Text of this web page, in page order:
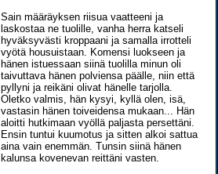
Sain määräyksen riisua vaatteeni ja
laskostaa ne tuolille, vanha herra katseli
hyväksyvästi kroppaani ja samalla irrotteli
vyötä housuistaan. Komensi luokseen ja
hänen istuessaan siinä tuolilla minun oli
taivuttava hänen polviensa päälle, niin että
pyllyni ja reikäni olivat hänelle tarjolla.
Oletko valmis, hän kysyi, kyllä olen, isä,
vastasin hänen toiveidensa mukaan... Hän
aloitti hutkimaan vyöllä paljasta persettäni.
Ensin tuntui kuumotus ja sitten alkoi sattua
aina vain enemmän. Tunsin siinä hänen
kalunsa kovenevan reittäni vasten.